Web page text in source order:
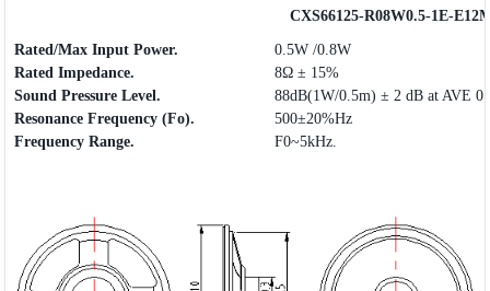
CXS66125-R08W0.5-1E-
Rated/Max Input Power.
0.5W /0.8W
Rated Impedance.
8Ω ± 15%
Sound Pressure Level.
88dB(1W/0.5m) ± 2 dB at AVE
Resonance Frequency (Fo).
500±20%Hz
Frequency Range. F0~5kHz.